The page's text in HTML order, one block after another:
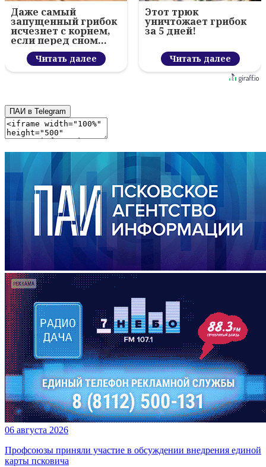
Даже самый
запущенный грибок
исчезнет с корнем,
если перед сном…
Читать далее
Этот трюк
уничтожает грибок
за 5 дней!
Читать далее
ПАИ в Telegram
06 августа 2026
Профсоюзы приняли участие в обсуждении внедрения единой
карты псковича